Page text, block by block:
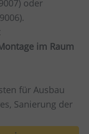
oder
im Raum
für Ausbau
Sanierung der